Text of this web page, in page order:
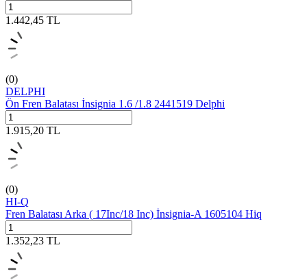
1.442,45 TL
(0)
DELPHI
Ön Fren Balatası İnsignia 1.6 /1.8 2441519 Delphi
1.915,20 TL
(0)
HI-Q
Fren Balatası Arka ( 17Inc/18 Inc) İnsignia-A 1605104 Hiq
1.352,23 TL